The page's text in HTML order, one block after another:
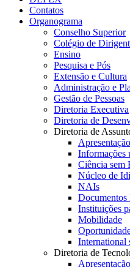
Contatos
Organograma
Conselho Superior
Colégio de
Ensino
Pesquisa e Pós
Extensão e Cultura
Administração e
Gestão de Pessoas
Diretoria Executiva
Diretoria de
Diretoria de
Informações
Ciência sem
Núcleo de
NAIs
Documentos
Instituições
Mobilidade
International
Diretoria de